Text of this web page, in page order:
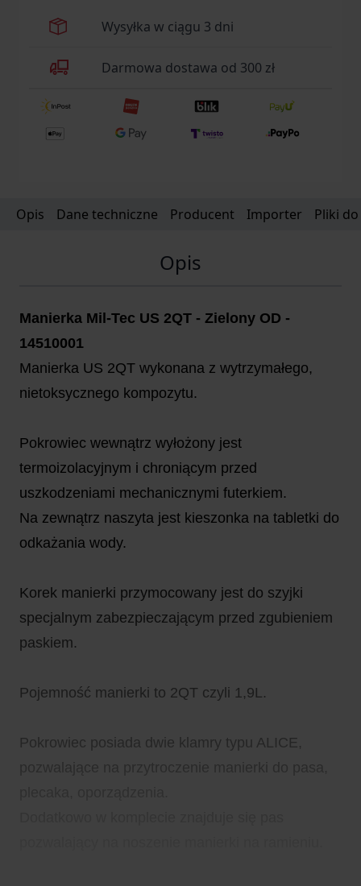
Wysyłka w ciągu 3 dni
Darmowa dostawa od 300 zł
Opis Dane techniczne Producent Importer Pliki
Opis
Manierka Mil-Tec US 2QT - Zielony OD -
14510001
Manierka US 2QT wykonana z wytrzymałego,
nietoksycznego kompozytu.
Pokrowiec wewnątrz wyłożony jest
termoizolacyjnym i chroniącym przed
uszkodzeniami mechanicznymi futerkiem.
Na zewnątrz naszyta jest kieszonka na tabletki do
odkażania wody.
Korek manierki przymocowany jest do szyjki
specjalnym zabezpieczającym przed zgubieniem
paskiem.
Pojemność manierki to 2QT czyli 1,9L.
Pokrowiec posiada dwie klamry typu ALICE,